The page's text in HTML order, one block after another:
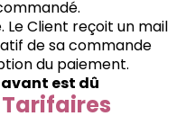
Client reçoit un mail
de sa commande
du paiement.
avant est dû